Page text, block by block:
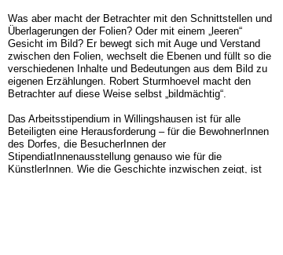
Was aber macht der Betrachter mit den Schnittstellen und
Überlagerungen der Folien? Oder mit einem „leeren“
Gesicht im Bild? Er bewegt sich mit Auge und Verstand
zwischen den Folien, wechselt die Ebenen und füllt so die
verschiedenen Inhalte und Bedeutungen aus dem Bild zu
eigenen Erzählungen. Robert Sturmhoevel macht den
Betrachter auf diese Weise selbst „bildmächtig“.
Das Arbeitsstipendium in Willingshausen ist für alle
Beteiligten eine Herausforderung – für die BewohnerInnen
des Dorfes, die BesucherInnen der
StipendiatInnenausstellung genauso wie für die
KünstlerInnen. Wie die Geschichte inzwischen zeigt, ist